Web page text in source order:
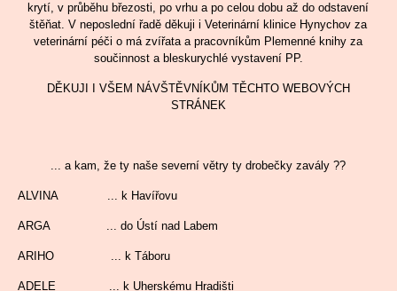
krytí, v průběhu březosti, po vrhu a po celou dobu až do odstavení
štěňat. V neposlední řadě děkuji i Veterinární klinice Hynychov za
veterinární péči o má zvířata a pracovníkům Plemenné knihy za
součinnost a bleskurychlé vystavení PP.
DĚKUJI I VŠEM NÁVŠTĚVNÍKŮM TĚCHTO WEBOVÝCH
STRÁNEK
... a kam, že ty naše severní větry ty drobečky zavály ??
ALVINA ... k Havířovu
ARGA ... do Ústí nad Labem
ARIHO ... k Táboru
ADELE ... k Uherskému Hradišti